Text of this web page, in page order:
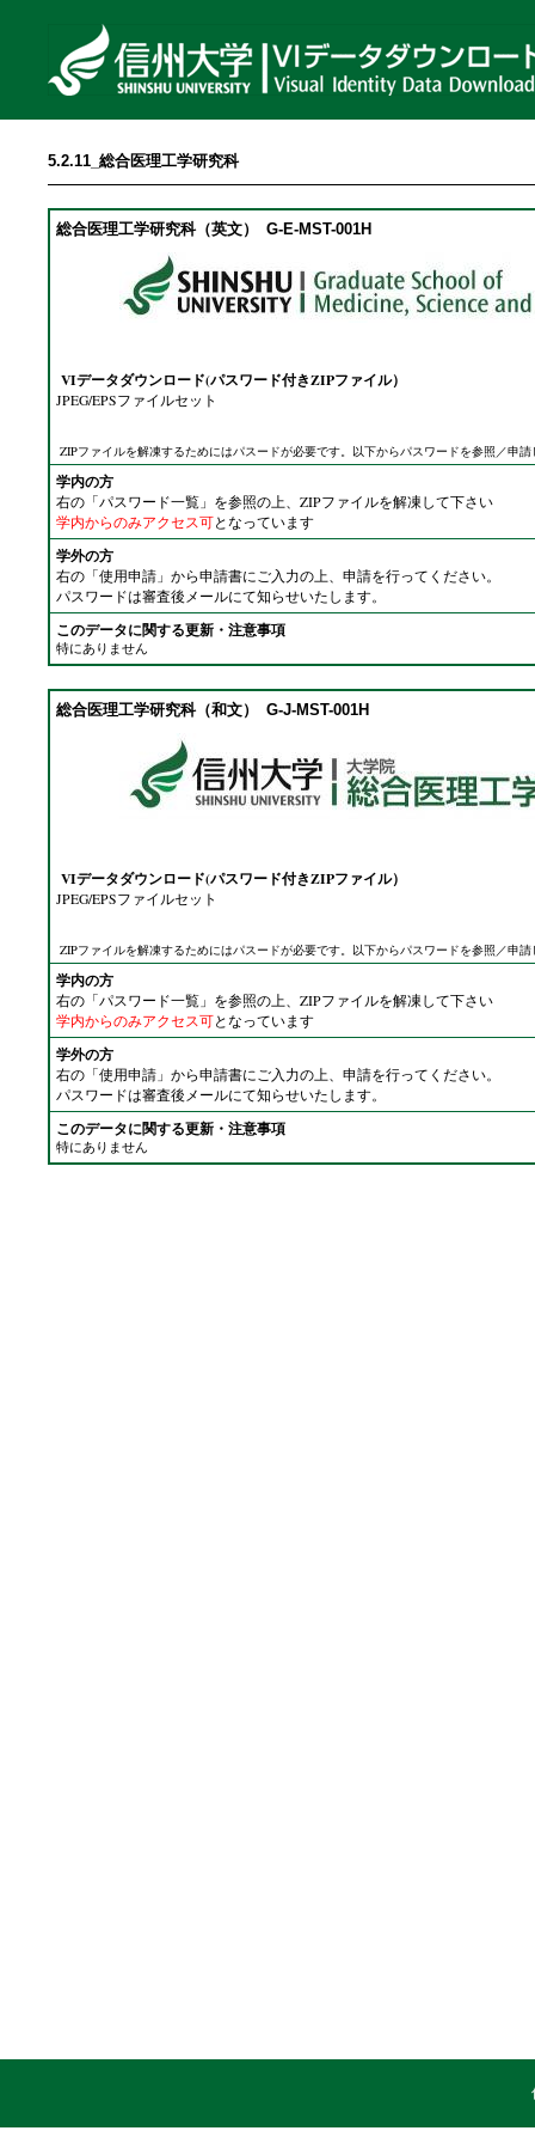
5.2.11_総合医理工学研究科
総合医理工学研究科（英文） G-E-MST-001H
VIデータダウンロード(パスワード付きZIPファイル）
JPEG/EPSファイルセット
ZIPファイルを解凍するためにはパスードが必要です。以下からパスワードを参照／申
学内の方
右の「パスワード一覧」を参照の上、ZIPファイルを解凍して下さい
学内からのみアクセス可となっています
学外の方
右の「使用申請」から申請書にご入力の上、申請を行ってください。
パスワードは審査後メールにて知らせいたします。
このデータに関する更新・注意事項
特にありません
総合医理工学研究科（和文） G-J-MST-001H
VIデータダウンロード(パスワード付きZIPファイル）
JPEG/EPSファイルセット
ZIPファイルを解凍するためにはパスードが必要です。以下からパスワードを参照／申
学内の方
右の「パスワード一覧」を参照の上、ZIPファイルを解凍して下さい
学内からのみアクセス可となっています
学外の方
右の「使用申請」から申請書にご入力の上、申請を行ってください。
パスワードは審査後メールにて知らせいたします。
このデータに関する更新・注意事項
特にありません